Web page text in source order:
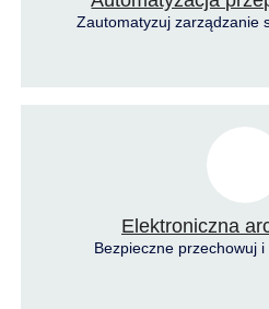
Zautomatyzuj zarządzanie
Elektroniczna
Bezpieczne przechowuj